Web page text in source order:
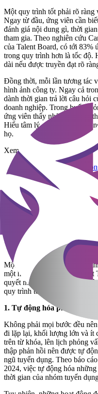
Một quy trình tốt phải rõ ràng
Ngay từ đầu, ứng viên cần
đánh giá nội dung gì, thời
tham gia. Theo nghiên cứu
của Talent Board, có tới 83%
trong quy trình hơn là tốc độ.
dài nếu được truyền đạt rõ
Đồng thời, mỗi lần tương tác
hình ảnh công ty. Ngay cả
dành thời gian trả lời câu hỏi
doanh nghiệp. Trong buổi
ứng viên thấy những vấn đề
Hiểu tâm lý giúp thiết kế trải
họ.
Xem thêm:
Những thay đổi lớn
Điều gì khiến ứng viên
Tuyển Dụng Vị Trí
Của Bạn
Công nghệ là
pháp
Một sai lầm phổ biến khi tái
một hệ thống ATS (Applicant
quyết mọi vấn đề. Thực tế,
quy trình tốt hoặc làm trầm
1. Tự động hóa phải đúng
Không phải mọi bước đều
đi lặp lại, khối lượng lớn và ít
trên từ khóa, lên lịch phỏng
thập phản hồi nên được tự
ngũ tuyển dụng. Theo báo
2024, việc tự động hóa
thời gian của nhóm tuyển